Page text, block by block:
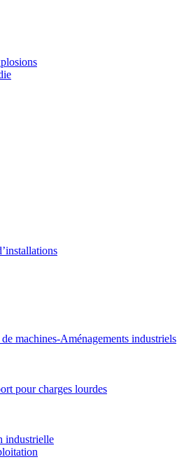
machines-Aménagements industriels
pour charges lourdes
industrielle